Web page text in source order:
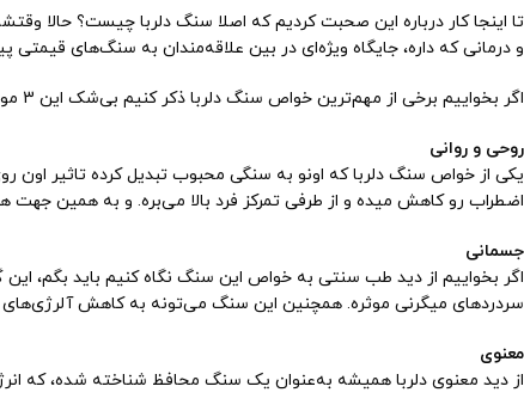
تا اینجا کار درباره این صحبت کردیم که اصلا سنگ دلربا چیست؟ حالا
و درمانی‌ که داره، جایگاه ویژه‌ای در بین علاقه‌مندان به سنگ‌های قیمتی
اگر بخواییم برخی از مهم‌ترین خواص سنگ دلربا ذکر کنیم بی‌شک این 3 مورد در راس خواص سنگ دلربا قرار می‌گیرند:
روحی و روانی
یکی از خواص سنگ دلربا که اونو به سنگی محبوب تبدیل کرده تاثیر
اضطراب رو کاهش میده و از طرفی تمرکز فرد بالا می‌بره. و به همین
جسمانی
اگر بخواییم از دید طب سنتی به خواص این سنگ نگاه کنیم باید بگم،
سردردهای میگرنی موثره. همچنین این سنگ می‌تونه به کاهش
معنوی
از دید معنوی دلربا همیشه به‌عنوان یک سنگ محافظ شناخته شده، که